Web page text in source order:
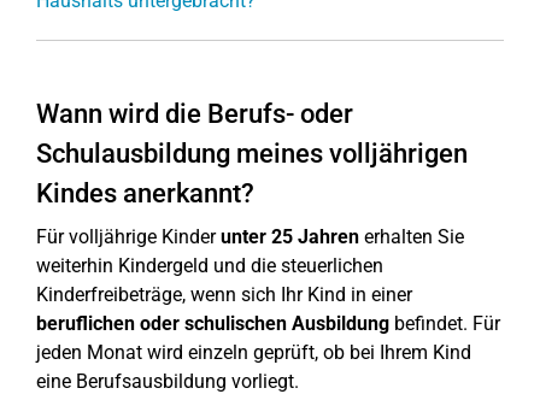
Wann wird die Berufs- oder
Schulausbildung meines volljährigen
Kindes anerkannt?
Für volljährige Kinderunter 25 Jahren erhalten Sie
weiterhin Kindergeld und die steuerlichen
Kinderfreibeträge, wenn sich Ihr Kind in einer
beruflichen oder schulischen Ausbildung befindet. Für
jeden Monat wird einzeln geprüft, ob bei Ihrem Kind
eine Berufsausbildung vorliegt.